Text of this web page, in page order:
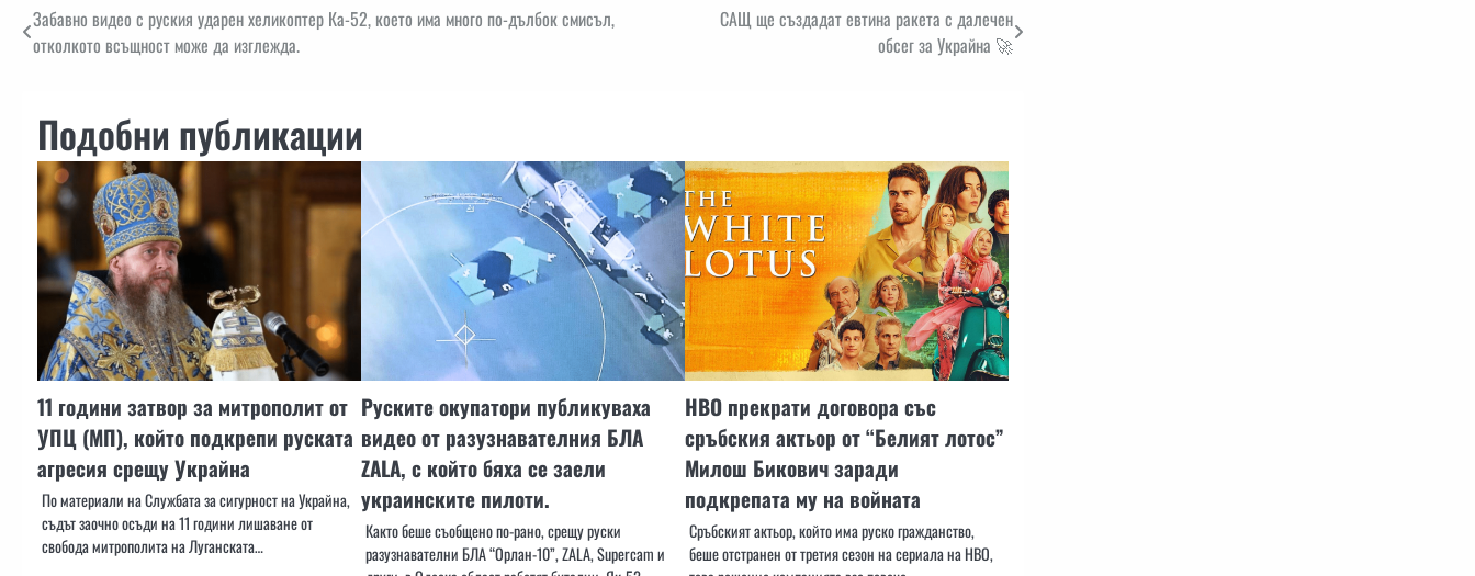
Навигация
Забавно видео с руския ударен хеликоптер Ка-52, което има много по-дълбок смисъл,
отколкото всъщност може да изглежда.
САЩ ще създадат евтина ракета с далечен
обсег за Украйна 🚀
Подобни публикации
11 години затвор за митрополит от
УПЦ (МП), който подкрепи руската
агресия срещу Украйна
По материали на Службата за сигурност на Украйна,
съдът заочно осъди на 11 години лишаване от
свобода митрополита на Луганската…
Руските окупатори публикуваха
видео от разузнавателния БЛА
ZALA, с който бяха се заели
украинските пилоти.
Както беше съобщено по-рано, срещу руски
разузнавателни БЛА “Орлан-10”, ZALA, Supercam и
HBO прекрати договора със
сръбския актьор от “Белият лотос”
Милош Бикович заради
подкрепата му на войната
Сръбският актьор, който има руско гражданство,
беше отстранен от третия сезон на сериала на HBO,